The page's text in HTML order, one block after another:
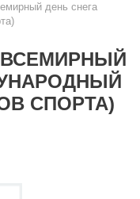
день снега
ВСЕМИРНЫЙ
СПОРТА)